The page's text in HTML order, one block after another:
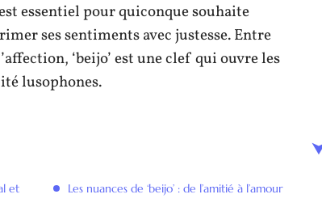
essentiel pour quiconque souhaite
ses sentiments avec justesse. Entre
‘beijo’ est une clef qui ouvre les
lusophones.
et
Les nuances de ‘beijo’ : de l’amitié à l’amour